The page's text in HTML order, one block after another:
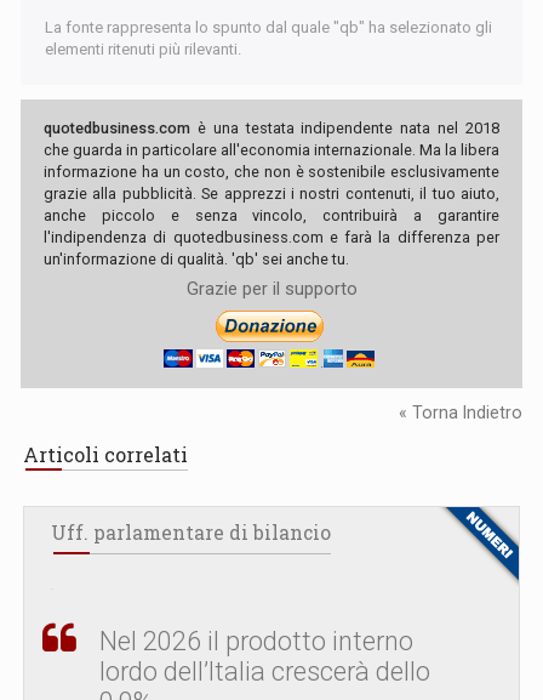
La fonte rappresenta lo spunto dal quale "qb" ha selezionato gli
elementi ritenuti più rilevanti.
quotedbusiness.com è una testata indipendente nata nel 2018
che guarda in particolare all'economia internazionale. Ma la libera
informazione ha un costo, che non è sostenibile esclusivamente
grazie alla pubblicità. Se apprezzi i nostri contenuti, il tuo aiuto,
anche piccolo e senza vincolo, contribuirà a garantire
l'indipendenza di quotedbusiness.com e farà la differenza per
un'informazione di qualità. 'qb' sei anche tu.
Grazie per il supporto
« Torna Indietro
Articoli correlati
Uff. parlamentare di bilancio
Nel 2026 il prodotto interno
lordo dell’Italia crescerà dello